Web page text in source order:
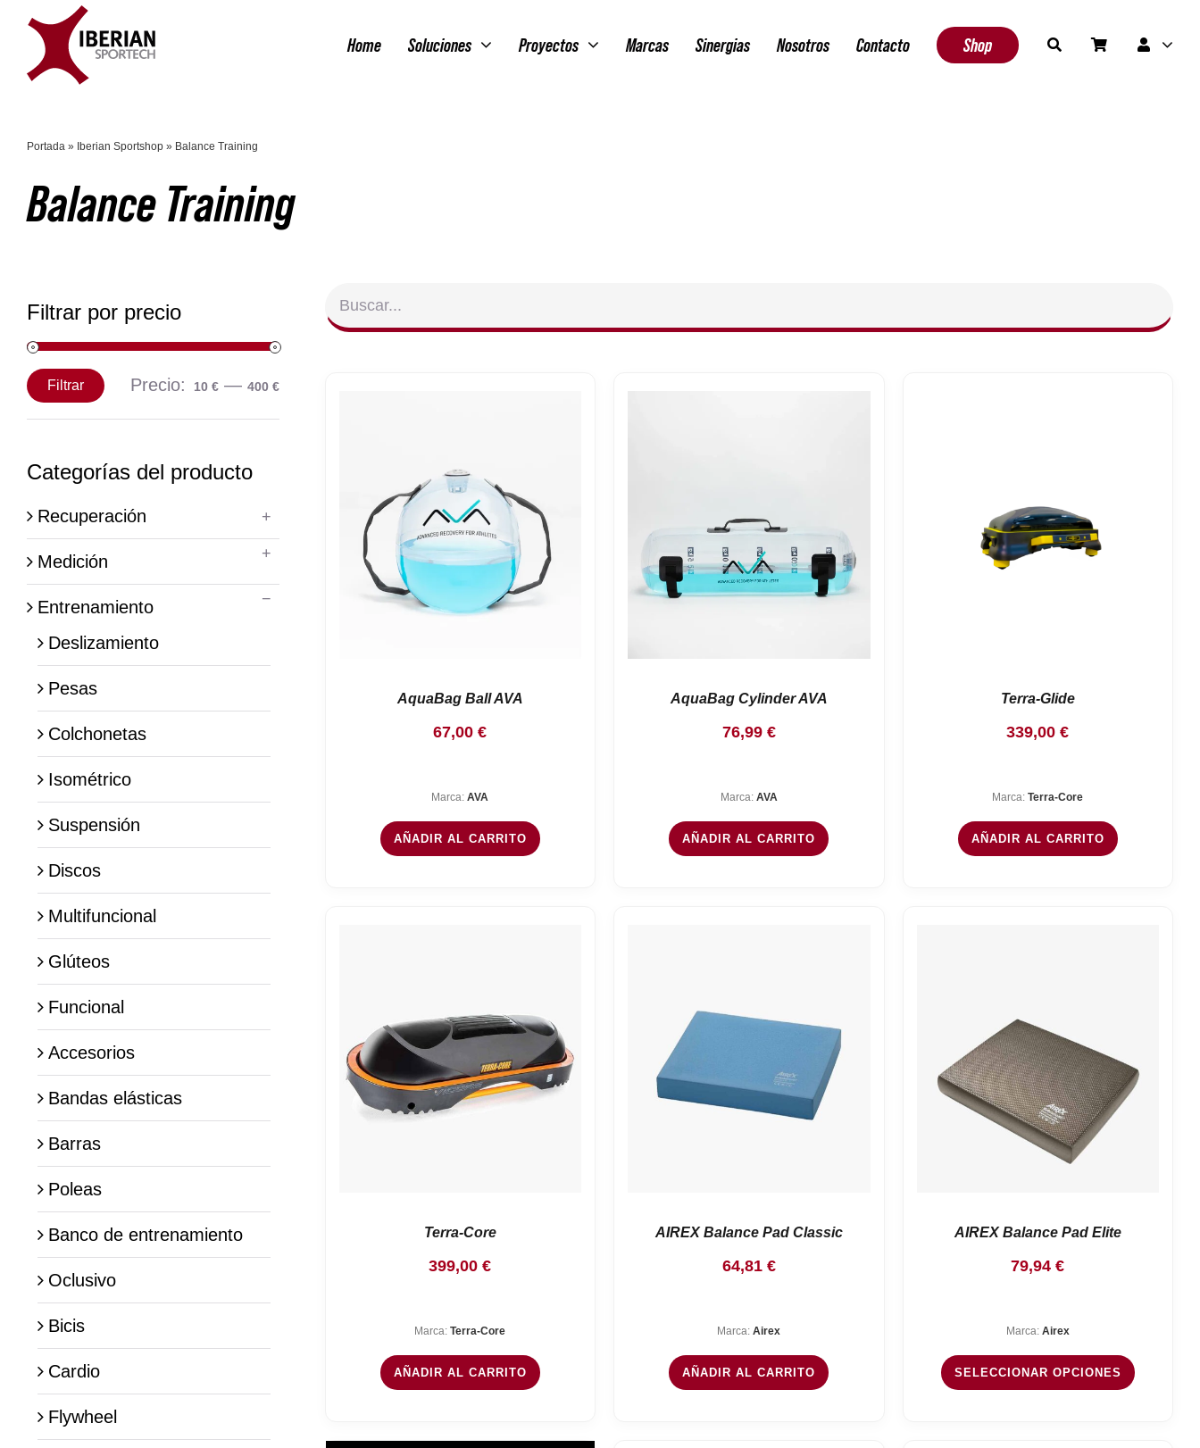
contenido
Home Soluciones Proyectos Marcas Sinergias Nosotros Contacto Shop
Portada» Iberian Sportshop» Balance Training
Balance Training
Filtrar por precio
Precio
mínimo
Precio
máximo
Filtrar Precio: 10 €— 400 €
Categorías del producto
Recuperación
Medición
Entrenamiento
Deslizamiento
Pesas
Colchonetas
Isométrico
Suspensión
Discos
Multifuncional
Glúteos
Funcional
Accesorios
Bandas elásticas
Barras
Poleas
Banco de entrenamiento
Oclusivo
Bicis
Cardio
Flywheel
AquaBag Ball AVA
67,00€
Marca:AVA
AÑADIR AL CARRITO
AquaBag Cylinder AVA
76,99 €
Marca: AVA
AÑADIR AL CARRITO
Terra-Glide
339,00€
Marca:Terra-Core
AÑADIR AL CARRITO
Terra-Core
399,00€
Marca:Terra-Core
AÑADIR AL CARRITO
AIREX Balance Pad Classic
64,81 €
Marca:Airex
AÑADIR AL CARRITO
AIREX Balance Pad Elite
79,94€
Marca: Airex
SELECCIONAR OPCIONES